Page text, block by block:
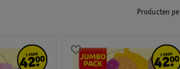
Producten